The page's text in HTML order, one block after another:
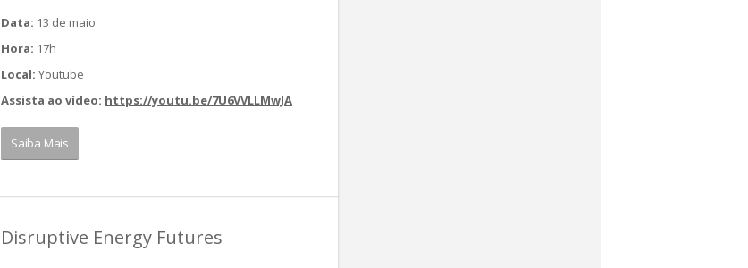
Data: 13 de maio
Hora: 17h
Local: Youtube
Assista ao vídeo: https://youtu.be/7U6VVLLMwJA
Saiba Mais
Disruptive Energy Futures